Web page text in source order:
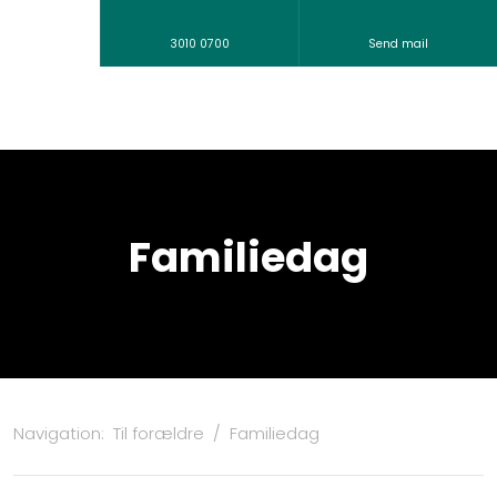
3010 0700 Send mail
Familiedag​
Navigation:Til forældre / Familiedag